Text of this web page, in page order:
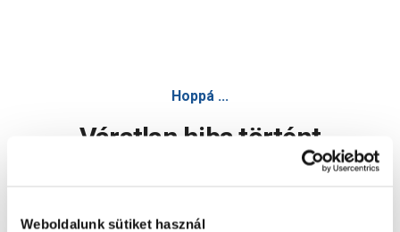
Weboldalunk sütiket használ
Hoppá ...
Váratlan hiba történt